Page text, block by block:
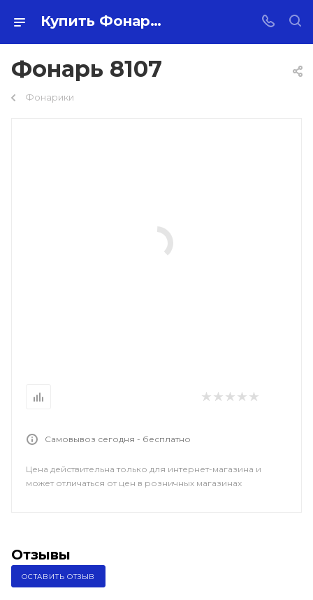
Купить Фонарь 8107 оптом по самой низкой цене 870 ₽ с доставкой по России
Фонарь 8107
Фонарики
Самовывоз сегодня - бесплатно
Цена действительна только для интернет-магазина и
может отличаться от цен в розничных магазинах
Отзывы
ОСТАВИТЬ ОТЗЫВ